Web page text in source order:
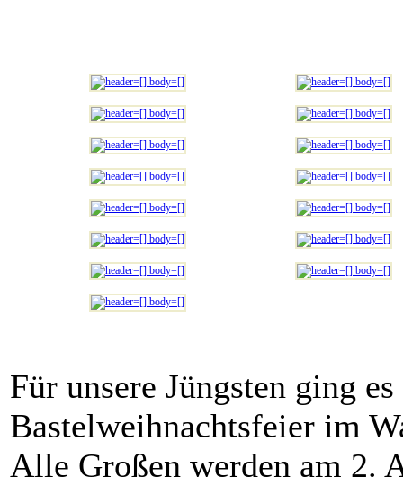
Für unsere Jüngsten ging
Bastelweihnachtsfeier im
Alle Großen werden am 2.